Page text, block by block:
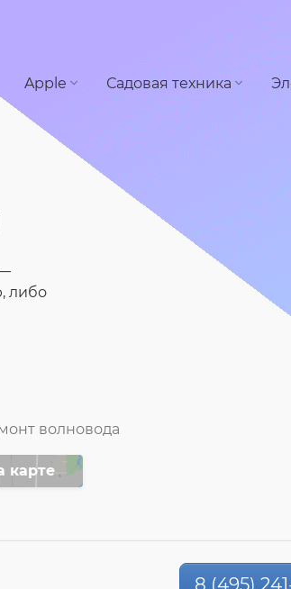
Apple Садовая техника
либо
волновода
карте
8 (495)